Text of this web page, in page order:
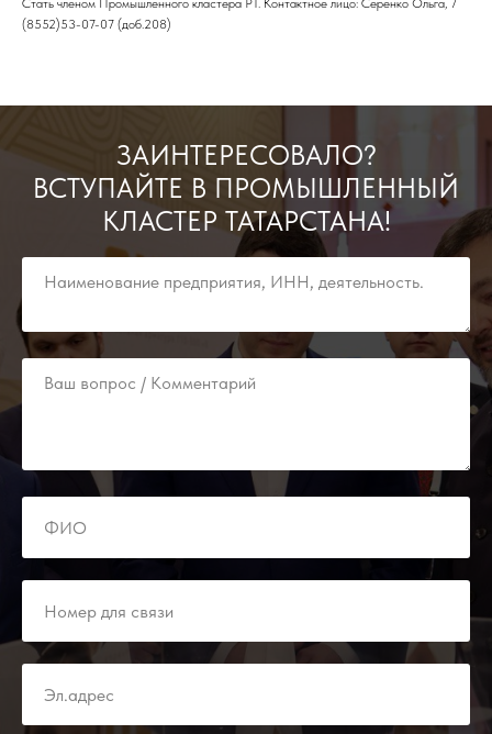
Стать членом Промышленного кластера РТ. Контактное лицо: Серенко Ольга, 7
(8552)53-07-07 (доб.208)
ЗАИНТЕРЕСОВАЛО?
ВСТУПАЙТЕ В ПРОМЫШЛЕННЫЙ
КЛАСТЕР ТАТАРСТАНА!